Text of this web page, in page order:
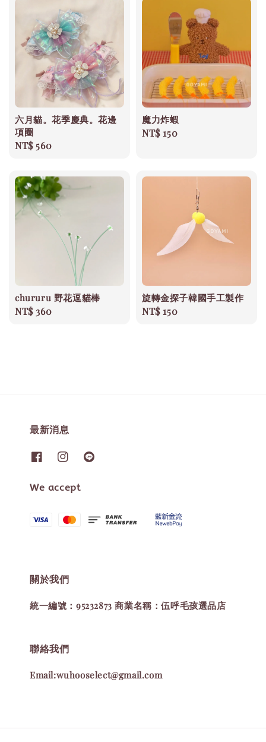
六月貓。花季慶典。花邊
項圈
Regular
NT$ 560
魔力炸蝦
Regular
NT$ 150
chururu 野花逗貓棒
Regular
NT$ 360
旋轉金探子韓國手工製作
Regular
NT$ 150
最新消息
We accept
關於我們
統一編號：95232873 商業名稱：伍呼毛孩選品店
聯絡我們
Email:wuhooselect@gmail.com